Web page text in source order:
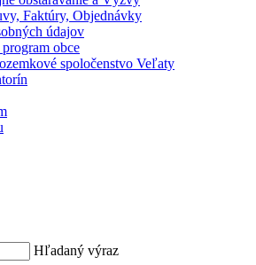
Faktúry, Objednávky
údajov
obce
spoločenstvo Veľaty
Hľadaný výraz